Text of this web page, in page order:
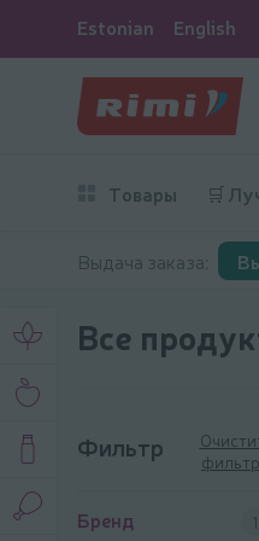
Estonian English
Товары 🛒
Выдача заказа:
Все
Фильтр
Бренд 1